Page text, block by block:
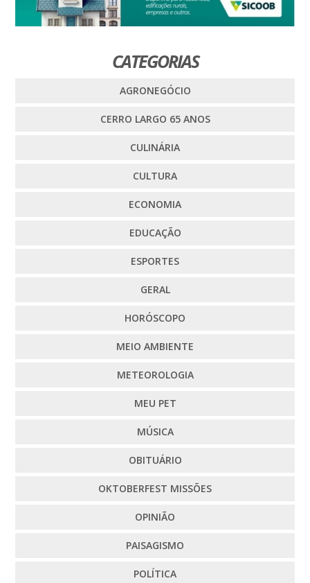
CATEGORIAS
AGRONEGÓCIO
CERRO LARGO 65 ANOS
CULINÁRIA
CULTURA
ECONOMIA
EDUCAÇÃO
ESPORTES
GERAL
HORÓSCOPO
MEIO AMBIENTE
METEOROLOGIA
MEU PET
MÚSICA
OBITUÁRIO
OKTOBERFEST MISSÕES
OPINIÃO
PAISAGISMO
POLÍTICA